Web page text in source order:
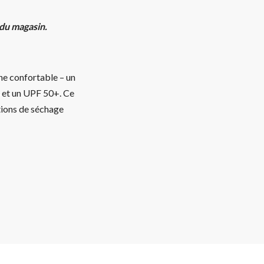
magasin.
confortable – un
un UPF 50+. Ce
de séchage